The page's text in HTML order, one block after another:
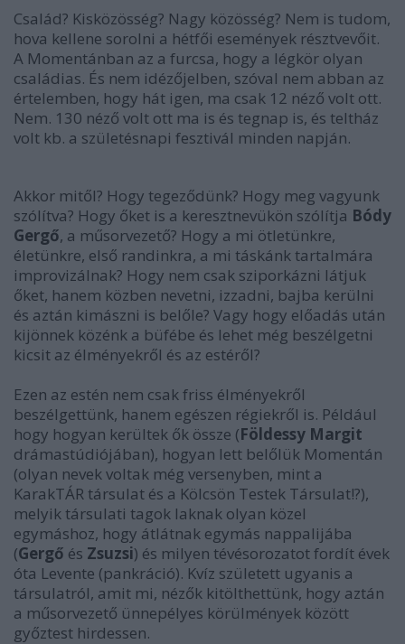
Család? Kisközösség? Nagy közösség? Nem is tudom,
hova kellene sorolni a hétfői események résztvevőit.
A Momentánban az a furcsa, hogy a légkör olyan
családias. És nem idézőjelben, szóval nem abban az
értelemben, hogy hát igen, ma csak 12 néző volt ott.
Nem. 130 néző volt ott ma is és tegnap is, és teltház
volt kb. a születésnapi fesztivál minden napján.
Akkor mitől? Hogy tegeződünk? Hogy meg vagyunk
szólítva? Hogy őket is a keresztnevükön szólítja Bódy
Gergő, a műsorvezető? Hogy a mi ötletünkre,
életünkre, első randinkra, a mi táskánk tartalmára
improvizálnak? Hogy nem csak sziporkázni látjuk
őket, hanem közben nevetni, izzadni, bajba kerülni
és aztán kimászni is belőle? Vagy hogy előadás után
kijönnek közénk a büfébe és lehet még beszélgetni
kicsit az élményekről és az estéről?
Ezen az estén nem csak friss élményekről
beszélgettünk, hanem egészen régiekről is. Például
hogy hogyan kerültek ők össze (Földessy Margit
drámastúdiójában), hogyan lett belőlük Momentán
(olyan nevek voltak még versenyben, mint a
KarakTÁR társulat és a Kölcsön Testek Társulat!?),
melyik társulati tagok laknak olyan közel
egymáshoz, hogy átlátnak egymás nappalijába
(Gergő és Zsuzsi) és milyen tévésorozatot fordít évek
óta Levente (pankráció). Kvíz született ugyanis a
társulatról, amit mi, nézők kitölthettünk, hogy aztán
a műsorvezető ünnepélyes körülmények között
győztest hirdessen.